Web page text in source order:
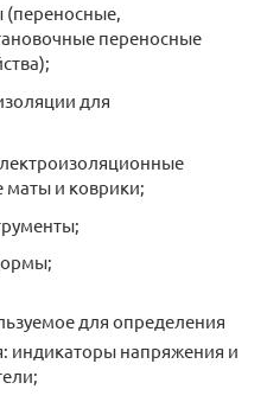
переносные
для
маты и коврики;
для определения
индикаторы напряжения и